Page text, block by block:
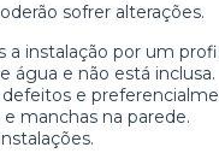
sofrer alterações.
a instalação por um
água e não está inclusa.
e
manchas na parede.